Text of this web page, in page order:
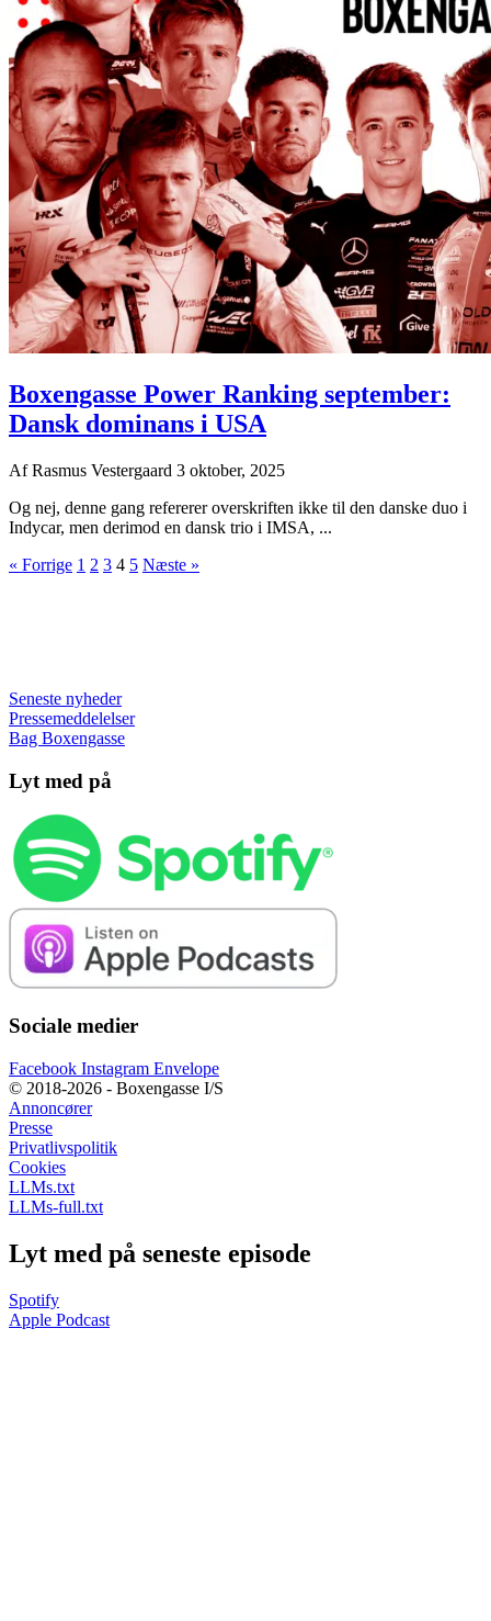
Boxengasse Power Ranking september:
Dansk dominans i USA
AfRasmus Vestergaard 3 oktober, 2025
Og nej, denne gang refererer overskriften ikke til den danske duo i
Indycar, men derimod en dansk trio i IMSA, ...
« Forrige 1 2 3 4 5 Næste »
Seneste nyheder
Pressemeddelelser
Bag Boxengasse
Lyt med på
Sociale medier
Facebook Instagram Envelope
© 2018-2026 - Boxengasse I/S
Annoncører
Presse
Privatlivspolitik
Cookies
LLMs.txt
LLMs-full.txt
Lyt med på seneste episode
Spotify
Apple Podcast